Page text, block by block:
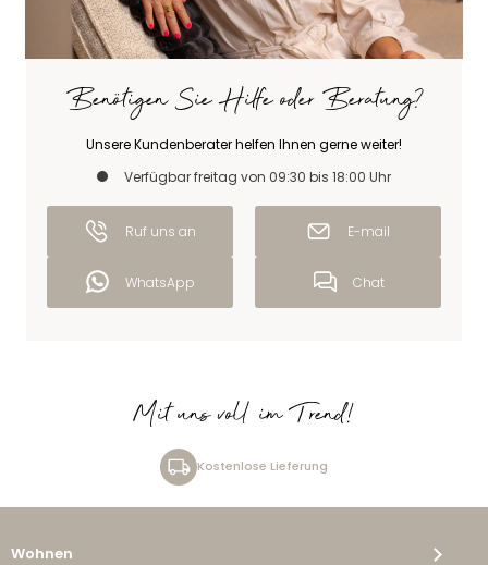
Benötigen Sie Hilfe oder Beratung?
Unsere Kundenberater helfen Ihnen gerne weiter!
Verfügbar freitag von 09:30 bis 18:00 Uhr
Ruf uns an E-mail
WhatsApp Chat
Mit uns voll im Trend!
Kostenlose Lieferung
Wohnen